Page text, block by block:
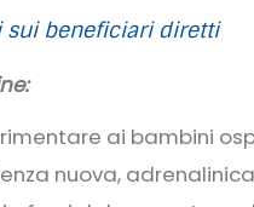
sui beneficiari diretti
ai bambini
nuova,